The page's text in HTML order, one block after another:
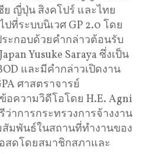
ย ญี่ปุ่น สิงคโปร์ และไทย
ที่ระบบนิเวศ GP 2.0 โดย
ะกอบด้วยคำกล่าวต้อนรับ
Yusuke Saraya ซึ่งเป็น
และมีคำกล่าวเปิดงาน
ศาสตราจารย์
อความวิดีโอโดย H.E. Agni
ว่าการกระทรวงการจ้างงาน
มพันธ์ในสถานที่ทำงานของ
สดโดยสมาชิกสภาและ